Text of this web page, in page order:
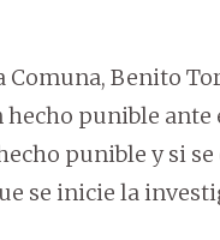
Comuna, Benito
punible ante
punible y si se
se inicie la